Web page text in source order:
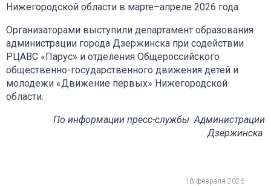
Нижегородской области в марте–апреле 2026 года.
Организаторами выступили департамент образования
администрации города Дзержинска при содействии
РЦАВС «Парус» и отделения Общероссийского
общественно-государственного движения детей и
молодежи «Движение первых» Нижегородской
области.
По информации пресс-службы Администрации
Дзержинска
18 февраля 2026